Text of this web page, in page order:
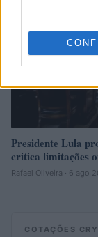
Presidente Lula
critica limitações
Rafael Oliveira · 6 ago
COTAÇÕES